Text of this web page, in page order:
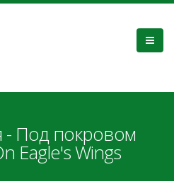
- Под покровом
Eagle's Wings